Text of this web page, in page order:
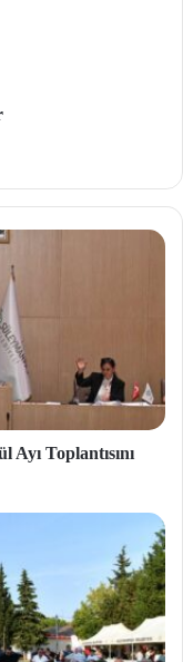
Toplantısını